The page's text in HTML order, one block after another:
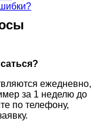
ежедневно,
за 1 неделю до
по телефону,